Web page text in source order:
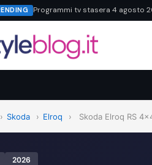
Programmi tv stasera 4 agosto
› Skoda › Elroq › Skoda Elroq RS
2026